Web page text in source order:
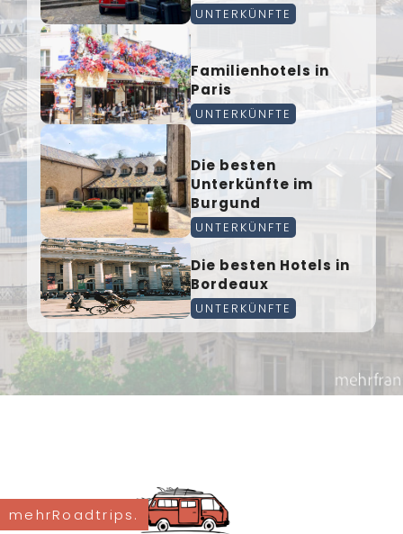
UNTERKÜNFTE
Familienhotels in
Paris
UNTERKÜNFTE
Die besten
Unterkünfte im
Burgund
UNTERKÜNFTE
Die besten Hotels in
Bordeaux
UNTERKÜNFTE
mehrRoadtrips.